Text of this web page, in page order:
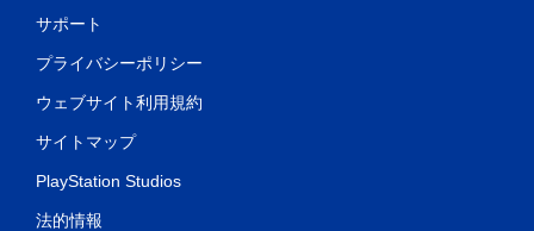
サポート
プライバシーポリシー
ウェブサイト利用規約
サイトマップ
PlayStation Studios
法的情報